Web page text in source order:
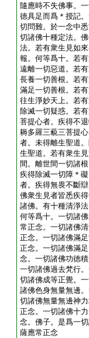
隨應時不失佛事。
徳具足而爲＊授記
切問難。於一念中
切諸佛十種定法。
法。若有衆生見如
報。何等爲十。若
遠離一切惡道。若
長養一切善根。若
滿足一切善根。若
往生淨妙天上。若
除滅一切疑惑。若
菩提心者。疾得不
耨多羅三藐三菩提
者。未得離生聖道
生聖道。若有衆生
間。離世間一切諸
疾得除滅一切障＊
者。疾得無畏不斷
佛衆生見者皆悉疾
諸佛。有十種清淨
何等爲十。一切諸
常正念。一切諸佛
正念。一切諸佛滿
正念。一切諸佛滿
念。一切諸佛功徳
一切諸佛過去梵行
切諸佛成等正覺。
諸佛色身無量無邊
切諸佛無量無邊神
正念。一切諸佛十
念。佛子。是爲一
薩應常正念